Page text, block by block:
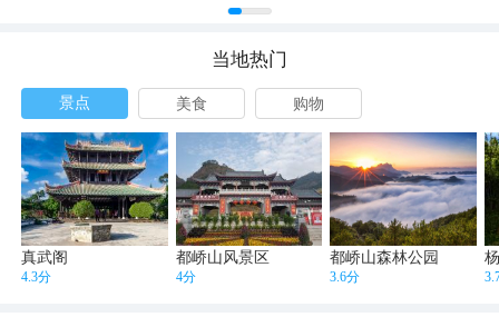
当地热门
景点 美食 购物
真武阁
4.3分
都峤山风景区
4分
都峤山森林公园
3.6分